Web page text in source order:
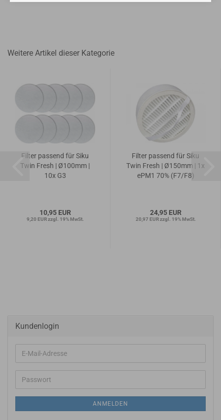
Weitere Artikel dieser Kategorie
Filter passend für Siku
Twin Fresh | Ø100mm |
10x G3
10,95 EUR
9,20 EUR zzgl. 19% MwSt.
Filter passend für Siku
Twin Fresh | Ø150mm | 1x
ePM1 70% (F7/F8)
24,95 EUR
20,97 EUR zzgl. 19% MwSt.
Kundenlogin
E-
Mail-
Adresse
Passwort
ANMELDEN